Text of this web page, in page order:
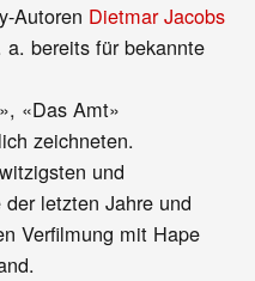
Autoren Dietmar Jacobs
a. bereits für bekannte
«Das Amt»
zeichneten.
und
letzten Jahre und
Verfilmung mit Hape